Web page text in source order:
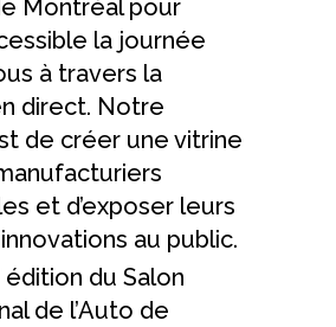
Montréal pour
la journée
à travers la
direct. Notre
de créer une vitrine
et d’exposer leurs
au public.
édition du Salon
de l’Auto de